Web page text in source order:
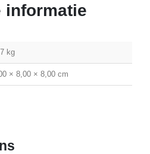
informatie
kg
× 8,00 × 8,00 cm